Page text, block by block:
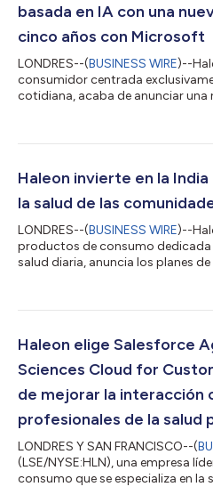
basada en IA con una
cinco años con Microsoft
LONDRES--(BUSINESS WIRE)--
consumidor centrada
cotidiana, acaba de anunciar una
así como para acelerar la
actualmente hace Haleon de
profundiza aún más en la
Haleon invierte en la
la salud de las
LONDRES--(BUSINESS WIRE)--
productos de consumo dedicada
salud diaria, anuncia los planes
ambiciones de llegar a mil
175 millones de libras esterlinas2
nueva planta de fabricación de
Haleon elige Salesforce
Sciences Cloud for
de mejorar la interacción
profesionales de la salud
LONDRES Y SAN FRANCISCO--(
(LSE/NYSE:HLN), una empresa
consumo que se especializa en la